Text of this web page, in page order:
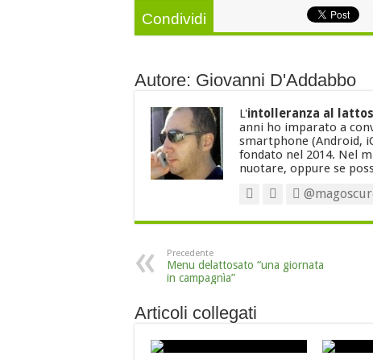
Condividi
Autore: Giovanni D'Addabbo
L'intolleranza al
anni ho imparato a
smartphone (Android,
fondato nel 2014. Nel
nuotare, oppure se
Precedente
Menu delattosato “una giornata
in campagnìa”
Articoli collegati